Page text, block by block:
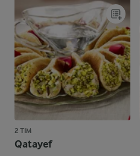
2 TIM
Qatayef